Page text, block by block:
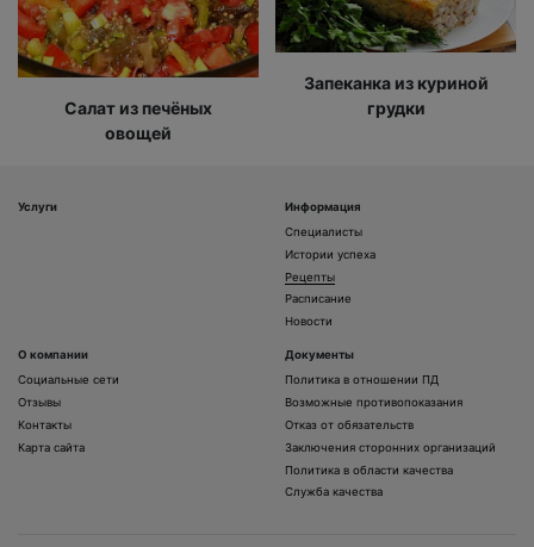
Салат из печёных
овощей
Запеканка из куриной
грудки
Услуги
Информация
Специалисты
Истории успеха
Рецепты
Расписание
Новости
О компании
Социальные сети
Отзывы
Контакты
Карта сайта
Документы
Политика в отношении ПД
Возможные противопоказания
Отказ от обязательств
Заключения сторонних организаций
Политика в области качества
Служба качества